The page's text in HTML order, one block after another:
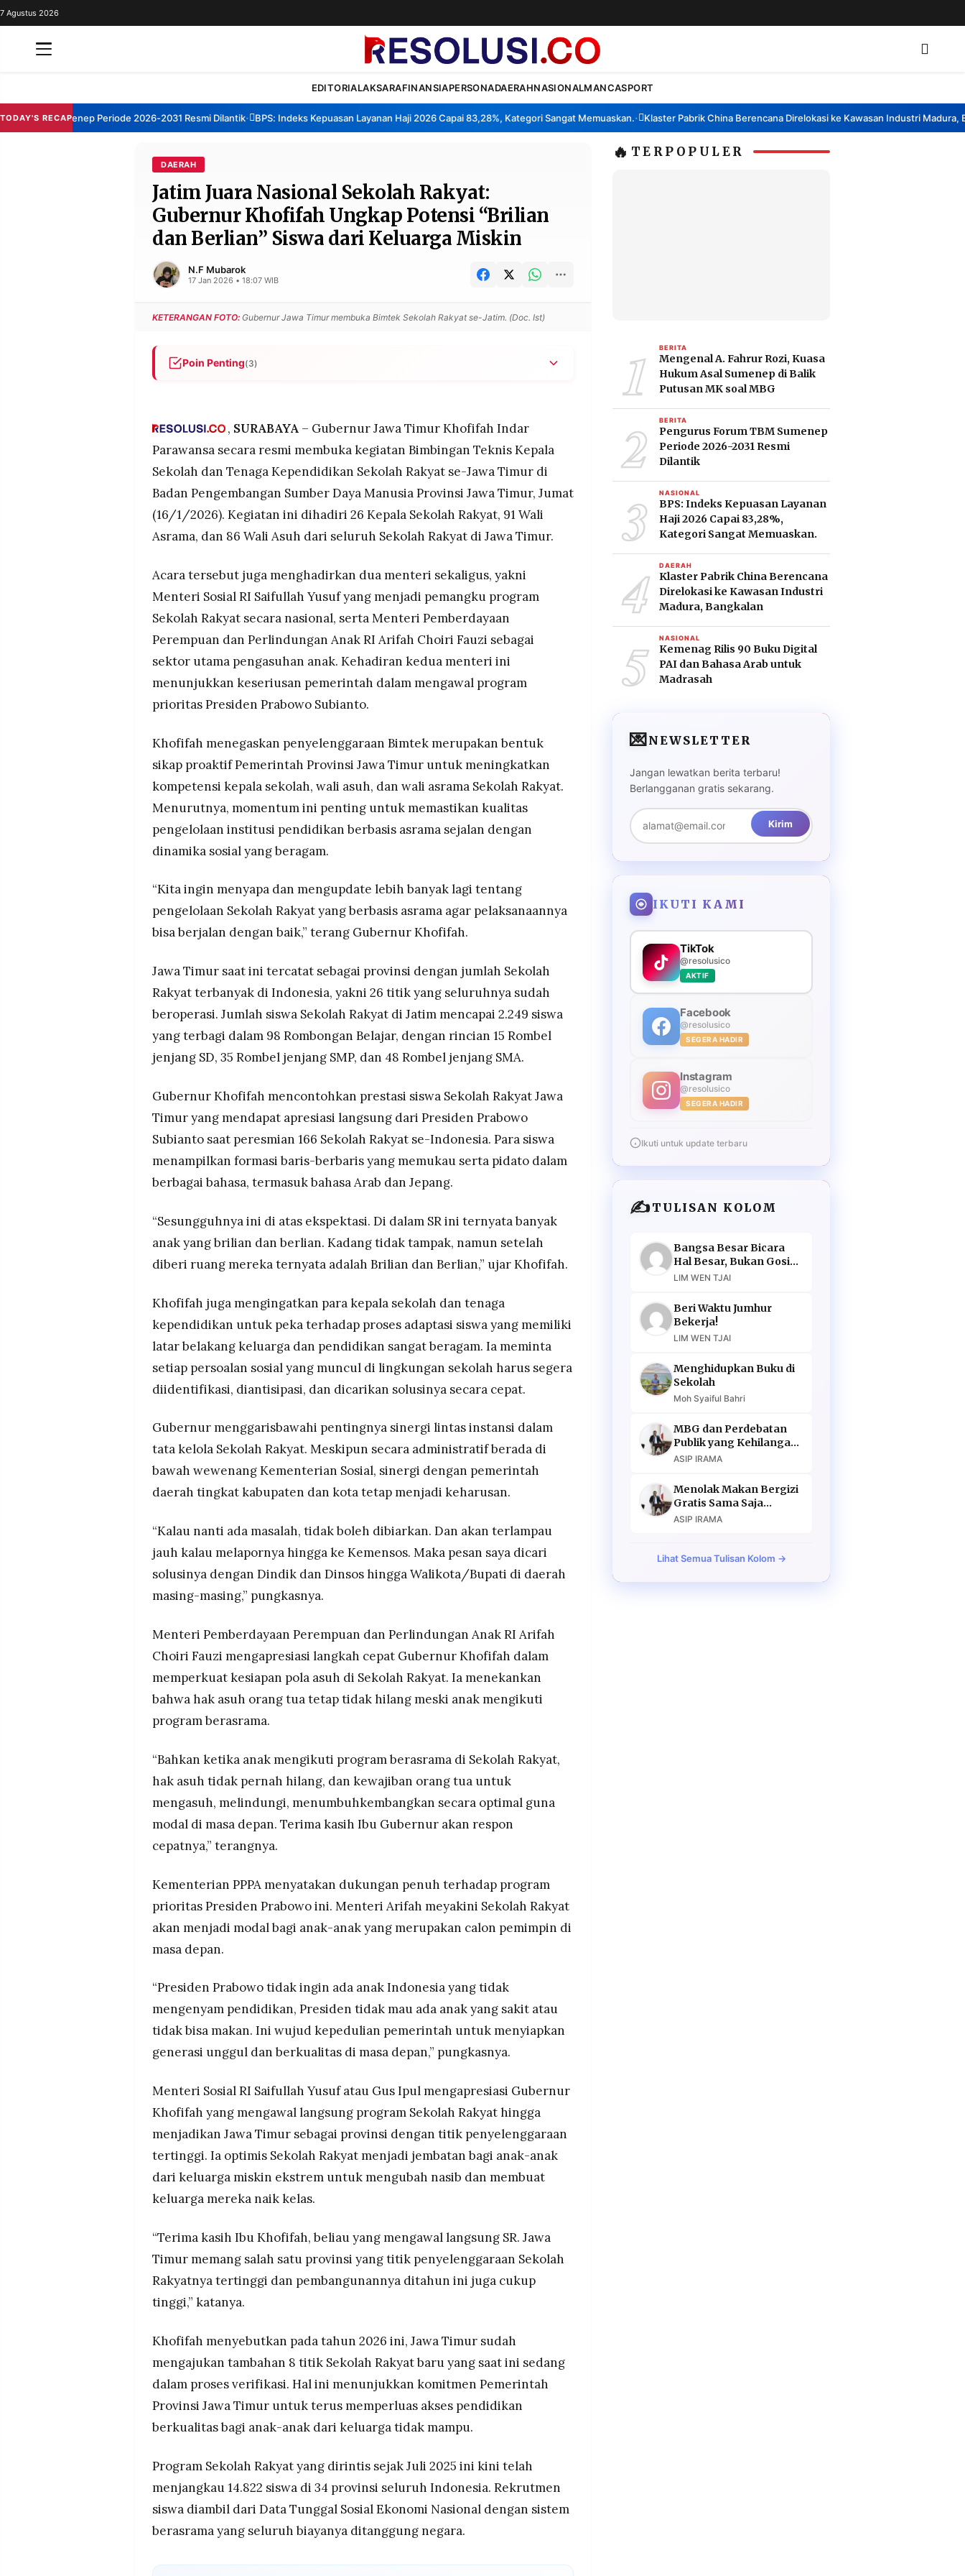
REDAKSI
7 Agustus 2026
EDITORIALAKSARAFINANSIAPERSONADAERAHNASIONALMANCASPORT
TODAY'S RECAP
Sumenep Periode 2026-2031 Resmi Dilantik• BPS: Indeks Kepuasan Layanan Haji 2026 Capai 83,28%, Kategori Sangat Memuaskan.• Klaster Pabrik China Berencana Direlokasi ke Kawasan Industri Madura,
DAERAH
Jatim Juara Nasional Sekolah Rakyat:
Gubernur Khofifah Ungkap Potensi “Brilian
dan Berlian” Siswa dari Keluarga Miskin
N.F Mubarok
17 Jan 2026 • 18:07 WIB
KETERANGAN FOTO: Gubernur Jawa Timur membuka Bimtek Sekolah Rakyat se-Jatim. (Doc. Ist)
Poin Penting(3)
asrama
Jawa Timur memimpin nasional dengan 26 Sekolah Rakyat (terbanyak di
Indonesia) dan 2.249 siswa dalam 98 rombongan belajar, dengan rencana
penambahan 8 titik baru pada 2026
Khofifah menekankan pentingnya sinergi lintas instansi dan kepekaan terhadap
adaptasi siswa dari latar belakang beragam, meyakini SR sebagai cara efektif
memutus mata rantai kemiskinan
, SURABAYA– Gubernur Jawa Timur Khofifah Indar
Parawansa secara resmi membuka kegiatan Bimbingan Teknis Kepala
Sekolah dan Tenaga Kependidikan Sekolah Rakyat se-Jawa Timur di
Badan Pengembangan Sumber Daya Manusia Provinsi Jawa Timur, Jumat
(16/1/2026). Kegiatan ini dihadiri 26 Kepala Sekolah Rakyat, 91 Wali
Asrama, dan 86 Wali Asuh dari seluruh Sekolah Rakyat di Jawa Timur.
Acara tersebut juga menghadirkan dua menteri sekaligus, yakni
Menteri Sosial RI Saifullah Yusuf yang menjadi pemangku program
Sekolah Rakyat secara nasional, serta Menteri Pemberdayaan
Perempuan dan Perlindungan Anak RI Arifah Choiri Fauzi sebagai
sektor utama pengasuhan anak. Kehadiran kedua menteri ini
menunjukkan keseriusan pemerintah dalam mengawal program
prioritas Presiden Prabowo Subianto.
Khofifah menegaskan penyelenggaraan Bimtek merupakan bentuk
sikap proaktif Pemerintah Provinsi Jawa Timur untuk meningkatkan
kompetensi kepala sekolah, wali asuh, dan wali asrama Sekolah Rakyat.
Menurutnya, momentum ini penting untuk memastikan kualitas
pengelolaan institusi pendidikan berbasis asrama sejalan dengan
dinamika sosial yang beragam.
“Kita ingin menyapa dan mengupdate lebih banyak lagi tentang
pengelolaan Sekolah Rakyat yang berbasis asrama agar pelaksanaannya
bisa berjalan dengan baik,” terang Gubernur Khofifah.
Jawa Timur saat ini tercatat sebagai provinsi dengan jumlah Sekolah
Rakyat terbanyak di Indonesia, yakni 26 titik yang seluruhnya sudah
beroperasi. Jumlah siswa Sekolah Rakyat di Jatim mencapai 2.249 siswa
yang terbagi dalam 98 Rombongan Belajar, dengan rincian 15 Rombel
jenjang SD, 35 Rombel jenjang SMP, dan 48 Rombel jenjang SMA.
Gubernur Khofifah mencontohkan prestasi siswa Sekolah Rakyat Jawa
Timur yang mendapat apresiasi langsung dari Presiden Prabowo
Subianto saat peresmian 166 Sekolah Rakyat se-Indonesia. Para siswa
menampilkan formasi baris-berbaris yang memukau serta pidato dalam
berbagai bahasa, termasuk bahasa Arab dan Jepang.
“Sesungguhnya ini di atas ekspektasi. Di dalam SR ini ternyata banyak
anak yang brilian dan berlian. Kadang tidak tampak, namun setelah
diberi ruang mereka ternyata adalah Brilian dan Berlian,” ujar Khofifah.
Khofifah juga mengingatkan para kepala sekolah dan tenaga
kependidikan untuk peka terhadap proses adaptasi siswa yang memiliki
latar belakang keluarga dan pendidikan sangat beragam. Ia meminta
setiap persoalan sosial yang muncul di lingkungan sekolah harus segera
diidentifikasi, diantisipasi, dan dicarikan solusinya secara cepat.
Gubernur menggarisbawahi pentingnya sinergi lintas instansi dalam
tata kelola Sekolah Rakyat. Meskipun secara administratif berada di
bawah wewenang Kementerian Sosial, sinergi dengan pemerintah
daerah tingkat kabupaten dan kota tetap menjadi keharusan.
“Kalau nanti ada masalah, tidak boleh dibiarkan. Dan akan terlampau
jauh kalau melapornya hingga ke Kemensos. Maka pesan saya dicari
solusinya dengan Dindik dan Dinsos hingga Walikota/Bupati di daerah
masing-masing,” pungkasnya.
Menteri Pemberdayaan Perempuan dan Perlindungan Anak RI Arifah
Choiri Fauzi mengapresiasi langkah cepat Gubernur Khofifah dalam
memperkuat kesiapan pola asuh di Sekolah Rakyat. Ia menekankan
bahwa hak asuh orang tua tetap tidak hilang meski anak mengikuti
program berasrama.
“Bahkan ketika anak mengikuti program berasrama di Sekolah Rakyat,
hak asuh tidak pernah hilang, dan kewajiban orang tua untuk
mengasuh, melindungi, menumbuhkembangkan secara optimal guna
modal di masa depan. Terima kasih Ibu Gubernur akan respon
cepatnya,” terangnya.
Kementerian PPPA menyatakan dukungan penuh terhadap program
prioritas Presiden Prabowo ini. Menteri Arifah meyakini Sekolah Rakyat
akan menjadi modal bagi anak-anak yang merupakan calon pemimpin di
masa depan.
“Presiden Prabowo tidak ingin ada anak Indonesia yang tidak
mengenyam pendidikan, Presiden tidak mau ada anak yang sakit atau
tidak bisa makan. Ini wujud kepedulian pemerintah untuk menyiapkan
generasi unggul dan berkualitas di masa depan,” pungkasnya.
Menteri Sosial RI Saifullah Yusuf atau Gus Ipul mengapresiasi Gubernur
Khofifah yang mengawal langsung program Sekolah Rakyat hingga
menjadikan Jawa Timur sebagai provinsi dengan titik penyelenggaraan
tertinggi. Ia optimis Sekolah Rakyat menjadi jembatan bagi anak-anak
dari keluarga miskin ekstrem untuk mengubah nasib dan membuat
keluarga mereka naik kelas.
“Terima kasih Ibu Khofifah, beliau yang mengawal langsung SR. Jawa
Timur memang salah satu provinsi yang titik penyelenggaraan Sekolah
Rakyatnya tertinggi dan pembangunannya ditahun ini juga cukup
tinggi,” katanya.
Khofifah menyebutkan pada tahun 2026 ini, Jawa Timur sudah
mengajukan tambahan 8 titik Sekolah Rakyat baru yang saat ini sedang
dalam proses verifikasi. Hal ini menunjukkan komitmen Pemerintah
Provinsi Jawa Timur untuk terus memperluas akses pendidikan
berkualitas bagi anak-anak dari keluarga tidak mampu.
Program Sekolah Rakyat yang dirintis sejak Juli 2025 ini kini telah
menjangkau 14.822 siswa di 34 provinsi seluruh Indonesia. Rekrutmen
siswa diambil dari Data Tunggal Sosial Ekonomi Nasional dengan sistem
berasrama yang seluruh biayanya ditanggung negara.
🔥 TERPOPULER
1 BERITA
Mengenal A. Fahrur Rozi, Kuasa
Hukum Asal Sumenep di Balik
Putusan MK soal MBG
2 BERITA
Pengurus Forum TBM Sumenep
Periode 2026-2031 Resmi
Dilantik
3 NASIONAL
BPS: Indeks Kepuasan Layanan
Haji 2026 Capai 83,28%,
Kategori Sangat Memuaskan.
4 DAERAH
Klaster Pabrik China Berencana
Direlokasi ke Kawasan Industri
Madura, Bangkalan
5 NASIONAL
Kemenag Rilis 90 Buku Digital
PAI dan Bahasa Arab untuk
Madrasah
💌NEWSLETTER
Jangan lewatkan berita terbaru!
Berlangganan gratis sekarang.
Kirim
IKUTI KAMI
TikTok
@resolusico
AKTIF
Facebook
@resolusico
SEGERA HADIR
Instagram
@resolusico
SEGERA HADIR
Ikuti untuk update terbaru
✍️TULISAN KOLOM
Bangsa Besar Bicara
Hal Besar, Bukan Gosip
Murahan
LIM WEN TJAI
Beri Waktu Jumhur
Bekerja!
LIM WEN TJAI
Menghidupkan Buku di
Sekolah
Moh Syaiful Bahri
MBG dan Perdebatan
Publik yang Kehilangan
Argumen
ASIP IRAMA
Menolak Makan Bergizi
Gratis Sama Saja
Menolak Masa Depan
ASIP IRAMA
Lihat Semua Tulisan Kolom →